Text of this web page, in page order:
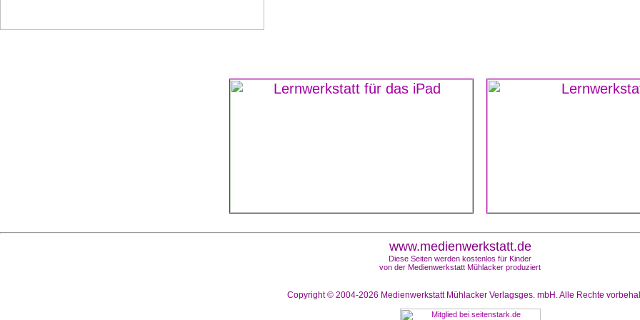
www.medienwerkstatt.de
Diese Seiten werden kostenlos für Kinder
von der Medienwerkstatt Mühlacker produziert
Copyright © 2004-2026 Medienwerkstatt Mühlacker Verlagsges. mbH. Alle Rechte